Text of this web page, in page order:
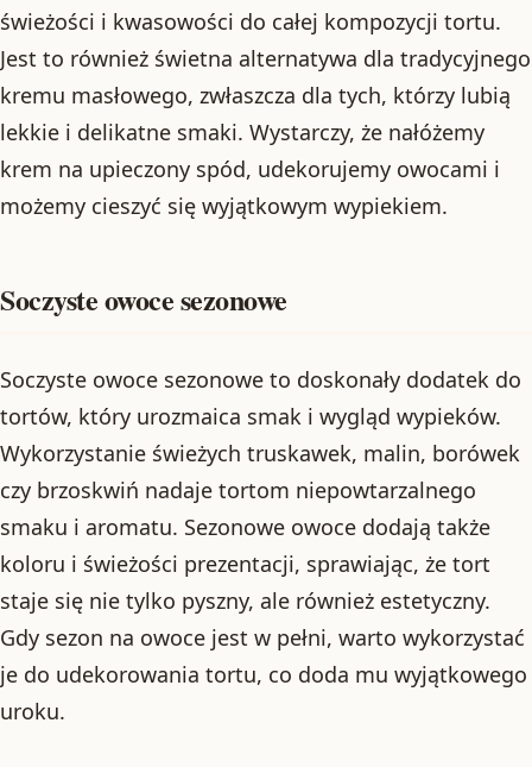
świeżości i kwasowości do całej kompozycji tortu.
Jest to również świetna alternatywa dla tradycyjnego
kremu masłowego, zwłaszcza dla tych, którzy lubią
lekkie i delikatne smaki. Wystarczy, że nałóżemy
krem na upieczony spód, udekorujemy owocami i
możemy cieszyć się wyjątkowym wypiekiem.
Soczyste owoce sezonowe
Soczyste owoce sezonowe to doskonały dodatek do
tortów, który urozmaica smak i wygląd wypieków.
Wykorzystanie świeżych truskawek, malin, borówek
czy brzoskwiń nadaje tortom niepowtarzalnego
smaku i aromatu. Sezonowe owoce dodają także
koloru i świeżości prezentacji, sprawiając, że tort
staje się nie tylko pyszny, ale również estetyczny.
Gdy sezon na owoce jest w pełni, warto wykorzystać
je do udekorowania tortu, co doda mu wyjątkowego
uroku.